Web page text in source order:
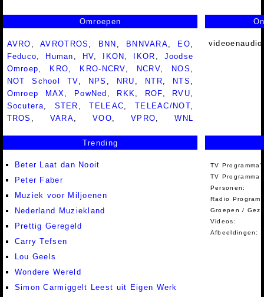
Omroepen
AVRO ,AVROTROS , BNN , BNNVARA, EO,
Feduco, Human , HV, IKON , IKOR , Joodse
Omroep, KRO, KRO-NCRV, NCRV, NOS ,
NOT School TV, NPS , NRU , NTR, NTS ,
Omroep MAX, PowNed , RKK, ROF, RVU,
Socutera, STER ,TELEAC, TELEAC/NOT,
TROS , VARA,VOO,VPRO,WNL
Trending
Beter Laat dan Nooit
Peter Faber
Muziek voor Miljoenen
Nederland Muziekland
Prettig Geregeld
Carry Tefsen
Lou Geels
Wondere Wereld
Simon Carmiggelt Leest uit Eigen Werk
TV
TV Programma
Personen:
Radio
Groepen /
Videos:
Afbeeldingen: